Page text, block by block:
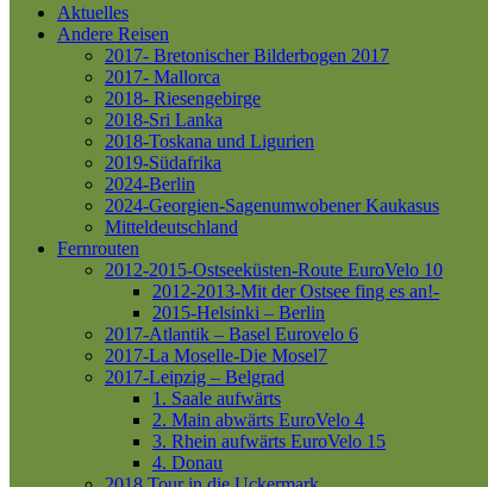
Aktuelles
Andere Reisen
2017- Bretonischer Bilderbogen 2017
2017- Mallorca
2018- Riesengebirge
2018-Sri Lanka
2018-Toskana und Ligurien
2019-Südafrika
2024-Berlin
2024-Georgien-Sagenumwobener Kaukasus
Mitteldeutschland
Fernrouten
2012-2015-Ostseeküsten-Route EuroVelo 10
2012-2013-Mit der Ostsee fing es an!-
2015-Helsinki – Berlin
2017-Atlantik – Basel Eurovelo 6
2017-La Moselle-Die Mosel7
2017-Leipzig – Belgrad
1. Saale aufwärts
2. Main abwärts EuroVelo 4
3. Rhein aufwärts EuroVelo 15
4. Donau